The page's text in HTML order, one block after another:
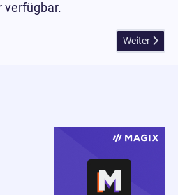
verfügbar.
Oster Deals mit 7x Software für 500 $
Nächster
Weiter